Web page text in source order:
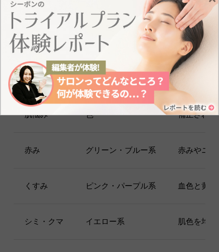
均一で美しい肌を作りたい方には、コントロールカラ
ーがおすすめです。下地にコントロールカラーを使う
と、悩みに合わせた色補正ができます。
肌悩みに合った使い分けをするために、色の選び方を
覚えておきましょう。気になる部分に自分が補いたい
色を薄く伸ばして使ってください。
肌悩み 色 補正される
赤み グリーン・ブルー系 赤みやニ
くすみ ピンク・パープル系 血色と黄
シミ・クマ イエロー系 肌色を均